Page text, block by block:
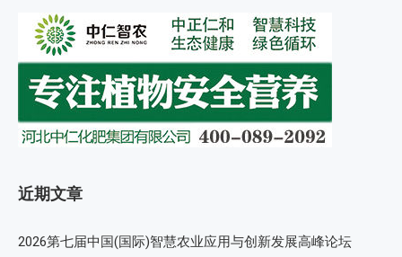
近期文章
2026第七届中国(国际)智慧农业应用与创新发展高峰论坛